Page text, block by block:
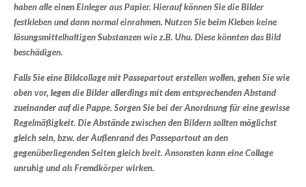
haben alle einen Einleger aus Papier. Hierauf können Sie die Bilder
festkleben und dann normal einrahmen. Nutzen Sie beim Kleben keine
lösungsmittelhaltigen Substanzen wie z.B. Uhu. Diese könnten das Bild
beschädigen.
Falls Sie eine Bildcollage mit Passepartout erstellen wollen, gehen Sie wie
oben vor, legen die Bilder allerdings mit dem entsprechenden Abstand
zueinander auf die Pappe. Sorgen Sie bei der Anordnung für eine gewisse
Regelmäßigkeit. Die Abstände zwischen den Bildern sollten möglichst
gleich sein, bzw. der Außenrand des Passepartout an den
gegenüberliegenden Seiten gleich breit. Ansonsten kann eine Collage
unruhig und als Fremdkörper wirken.
Kunstdruck - Louisa Bellis 30x30
0von 5
10,00€
inkl. 19 % MwSt.
Produkt enthält: 1Stück
Notwendig
Diese
nicht
optional. Sie
benötigt,
damit die
Website
funktioniert.